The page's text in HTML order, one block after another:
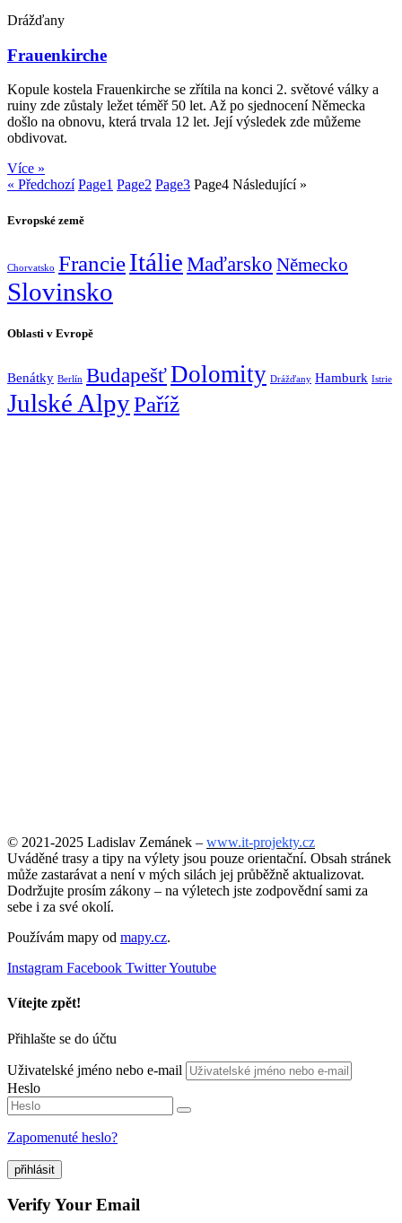
Drážďany
Frauenkirche
Kopule kostela Frauenkirche se zřítila na konci 2. světové války a
ruiny zde zůstaly ležet téměř 50 let. Až po sjednocení Německa
došlo na obnovu, která trvala 12 let. Její výsledek zde můžeme
obdivovat.
Více »
« Předchozí Page1 Page2 Page3 Page4 Následující »
Evropské země
Chorvatsko FrancieItálieMaďarsko Německo
Slovinsko
Oblasti v Evropě
Benátky Berlín BudapešťDolomity Drážďany Hamburk Istrie
Julské AlpyPaříž
© 2021-2025 Ladislav Zemánek – www.it-projekty.cz
Uváděné trasy a tipy na výlety jsou pouze orientační. Obsah stránek
může zastarávat a není v mých silách jej průběžně aktualizovat.
Dodržujte prosím zákony – na výletech jste zodpovědní sami za
sebe i za své okolí.
Používám mapy od mapy.cz.
Instagram Facebook TwitterYoutube
Vítejte zpět!
Přihlašte se do účtu
Uživatelské jméno nebo e-mail
Heslo
Zapomenuté heslo?
přihlásit
Verify Your Email